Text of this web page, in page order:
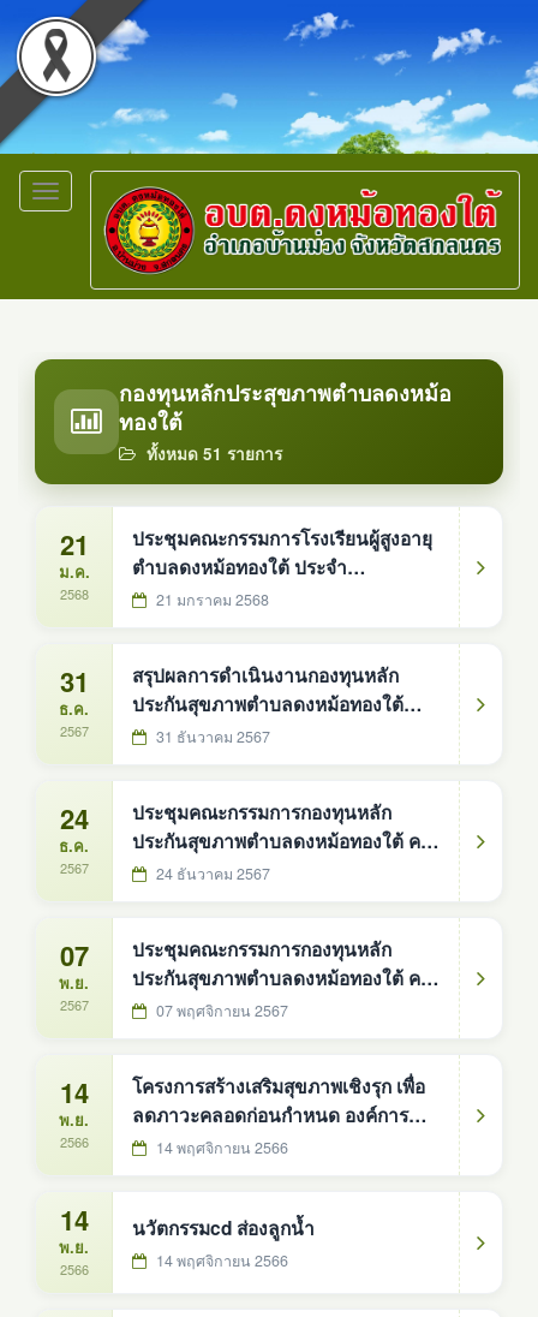
Toggle
navigation
กองทุนหลักประสุขภาพตำบลดงหม้อ
ทองใต้
ทั้งหมด 51 รายการ
21
ม.ค.
2568
ประชุมคณะกรรมการโรงเรียนผู้สูงอายุ
ตำบลดงหม้อทองใต้ ประจำ
ปีงบประมาณ พ.ศ. 2568
21 มกราคม 2568
31
ธ.ค.
2567
สรุปผลการดำเนินงานกองทุนหลัก
ประกันสุขภาพตำบลดงหม้อทองใต้
ประจำปีงบประมาณ พ.ศ. 2567
31 ธันวาคม 2567
24
ธ.ค.
2567
ประชุมคณะกรรมการกองทุนหลัก
ประกันสุขภาพตำบลดงหม้อทองใต้ ครั้ง
ที่ 2/2568
24 ธันวาคม 2567
07
พ.ย.
2567
ประชุมคณะกรรมการกองทุนหลัก
ประกันสุขภาพตำบลดงหม้อทองใต้ ครั้ง
ที่ 1/2568
07 พฤศจิกายน 2567
14
พ.ย.
2566
โครงการสร้างเสริมสุขภาพเชิงรุก เพื่อ
ลดภาวะคลอดก่อนกำหนด องค์การ
บริหารส่วนตำบลดงหม้อทองใต้
14 พฤศจิกายน 2566
14
พ.ย.
2566
นวัตกรรมcd ส่องลูกน้ำ
14 พฤศจิกายน 2566